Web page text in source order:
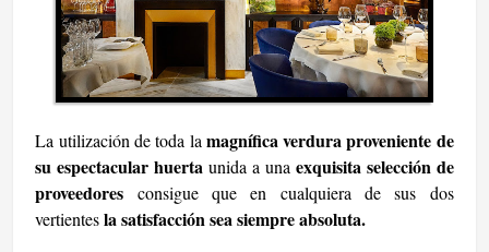
La utilización de toda lamagnífica verdura proveniente de
su espectacular huerta unida a una exquisita selección de
proveedores consigue que en cualquiera de sus dos
vertientesla satisfacción sea siempre absoluta.